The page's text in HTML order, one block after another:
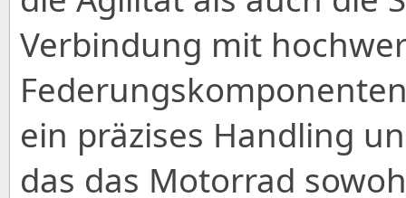
Verbindung mit
ein präzises Handling
das das Motorrad